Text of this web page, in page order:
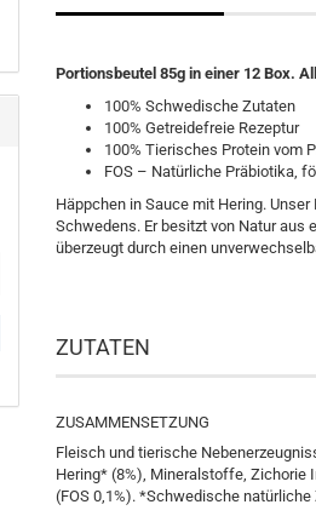
Portionsbeutel 85g in einer 12 Box.
100% Schwedische Zutaten
100% Getreidefreie Rezeptur
100% Tierisches Protein vom
FOS – Natürliche Präbiotika,
Häppchen in Sauce mit Hering.
Schwedens. Er besitzt von Natur aus
überzeugt durch einen
ZUTATEN
ZUSAMMENSETZUNG
Fleisch und tierische
Hering* (8%), Mineralstoffe, Zichorie
(FOS 0,1%). *Schwedische natürliche